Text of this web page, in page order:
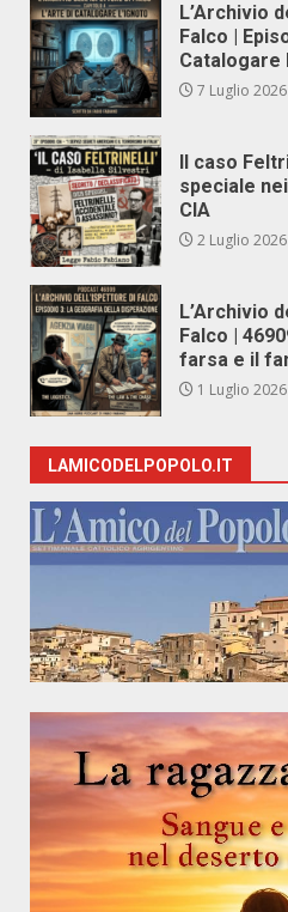
L’Archivio
Falco |
Catalogare
7 Luglio 2026
Il caso
speciale
CIA
2 Luglio 2026
L’Archivio
Falco |
farsa e il
1 Luglio 2026
LAMICODELPOPOLO.IT